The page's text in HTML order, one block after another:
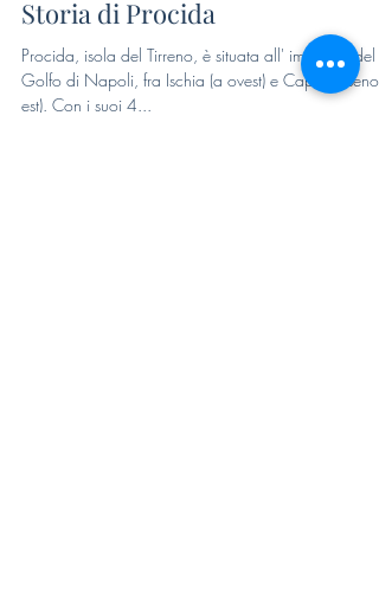
1 feb 2023
Storia di Procida
Procida, isola del Tirreno, è situata all' imbocco del